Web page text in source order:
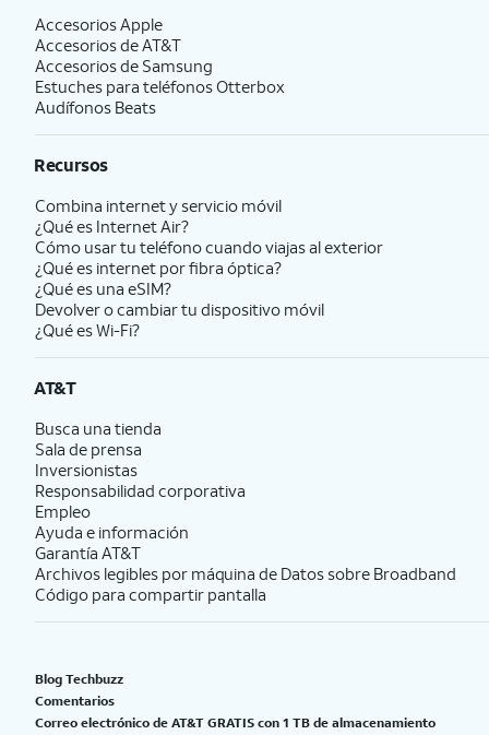
Accesorios Apple
Accesorios deAT&T
Accesorios de Samsung
Estuches para teléfonos Otterbox
Audífonos Beats
Recursos
Combina internet y servicio móvil
¿Qué es Internet Air?
Cómo usar tu teléfono cuando viajas al exterior
¿Qué es internet por fibra óptica?
¿Qué es una eSIM?
Devolver o cambiar tu dispositivo móvil
¿Qué es Wi-Fi?
AT&T
Busca una tienda
Sala de prensa
Inversionistas
Responsabilidad corporativa
Empleo
Ayuda e información
Garantía AT&T
Archivos legibles por máquina de Datos sobre Broadband
Código para compartir pantalla
Blog Techbuzz
Comentarios
Correo electrónico de AT&T GRATIS con 1 TB de almacenamiento